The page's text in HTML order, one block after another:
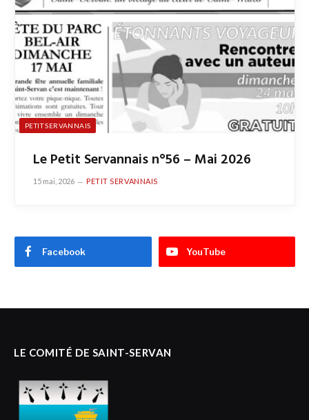
PETIT SERVANNAIS
Le Petit Servannais n°56 – Mai 2026
15 mai, 2026 PETIT SERVANNAIS
Facebook YouTube
LE COMITÉ DE SAINT-SERVAN